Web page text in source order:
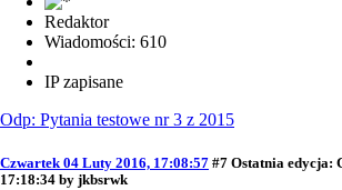
Redaktor
Wiadomości: 610
IP zapisane
Odp: Pytania testowe nr 3 z 2015
Czwartek 04 Luty 2016, 17:08:57 #7 Ostatnia edycja:
17:18:34 by jkbsrwk